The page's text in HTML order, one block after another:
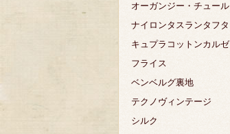
オーガンジー・チュール
ナイロンタスランタフタ
キュプラコットンカルゼ
フライス
ベンベルグ裏地
テクノヴィンテージ
シルク